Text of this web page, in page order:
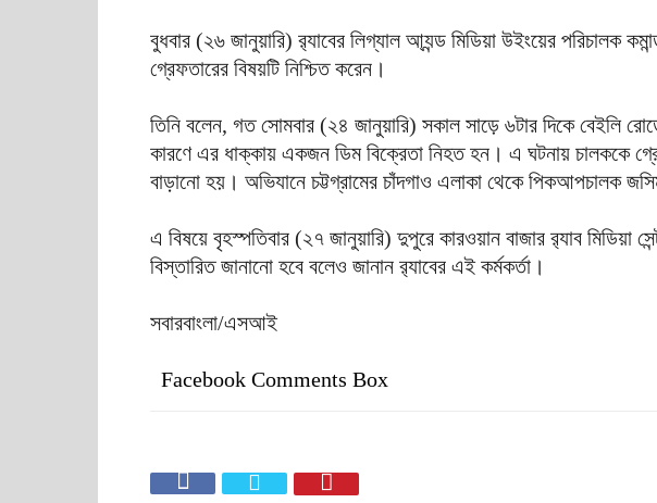
বুধবার (২৬ জানুয়ারি) র‍্যাবের লিগ্যাল আ্যন্ড মিডিয়া উইংয়ের পরিচালক
গ্রেফতারের বিষয়টি নিশ্চিত করেন।
তিনি বলেন, গত সোমবার (২৪ জানুয়ারি) সকাল সাড়ে ৬টার দিকে বেইলি
কারণে এর ধাক্কায় একজন ডিম বিক্রেতা নিহত হন। এ ঘটনায় চালককে
বাড়ানো হয়। অভিযানে চট্টগ্রামের চাঁদগাও এলাকা থেকে পিকআপচালক
এ বিষয়ে বৃহস্পতিবার (২৭ জানুয়ারি) দুপুরে কারওয়ান বাজার র‍্যাব মিডিয়া
বিস্তারিত জানানো হবে বলেও জানান র‍্যাবের এই কর্মকর্তা।
সবারবাংলা/এসআই
Facebook Comments Box